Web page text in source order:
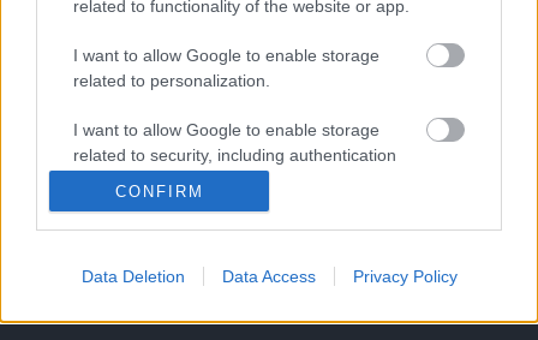
related to functionality of the website or app.
I want to allow Google to enable storage
related to personalization.
I want to allow Google to enable storage
related to security, including authentication
CONFIRM
Data Deletion Data Access Privacy Policy
Fontos a postaládákba költöző
KIEMELT
Megérkezett az eső a Duna